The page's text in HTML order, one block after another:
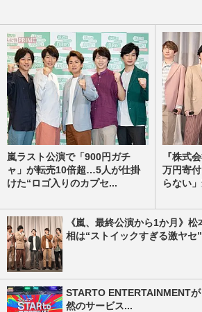
嵐ラスト公演で「900円ガチ
ャ」が転売10倍超…5人が仕掛
けた“ロゴ入りのカプセ...
『株式
万円寄
らない
《嵐、最終公演から1か月》
相は“ストイックすぎる激ヤセ
STARTO ENTERTAINMENT
然のサービス...